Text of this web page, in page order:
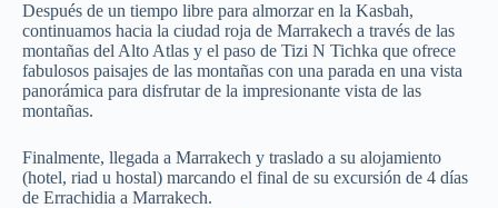
Después de un tiempo libre para almorzar en la Kasbah,
continuamos hacia la ciudad roja de Marrakech a través de las
montañas del Alto Atlas y el paso de Tizi N Tichka que ofrece
fabulosos paisajes de las montañas con una parada en una vista
panorámica para disfrutar de la impresionante vista de las
montañas.
Finalmente, llegada a Marrakech y traslado a su alojamiento
(hotel, riad u hostal) marcando el final de su excursión de 4 días
de Errachidia a Marrakech.